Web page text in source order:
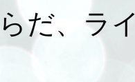
、ライ フ ス